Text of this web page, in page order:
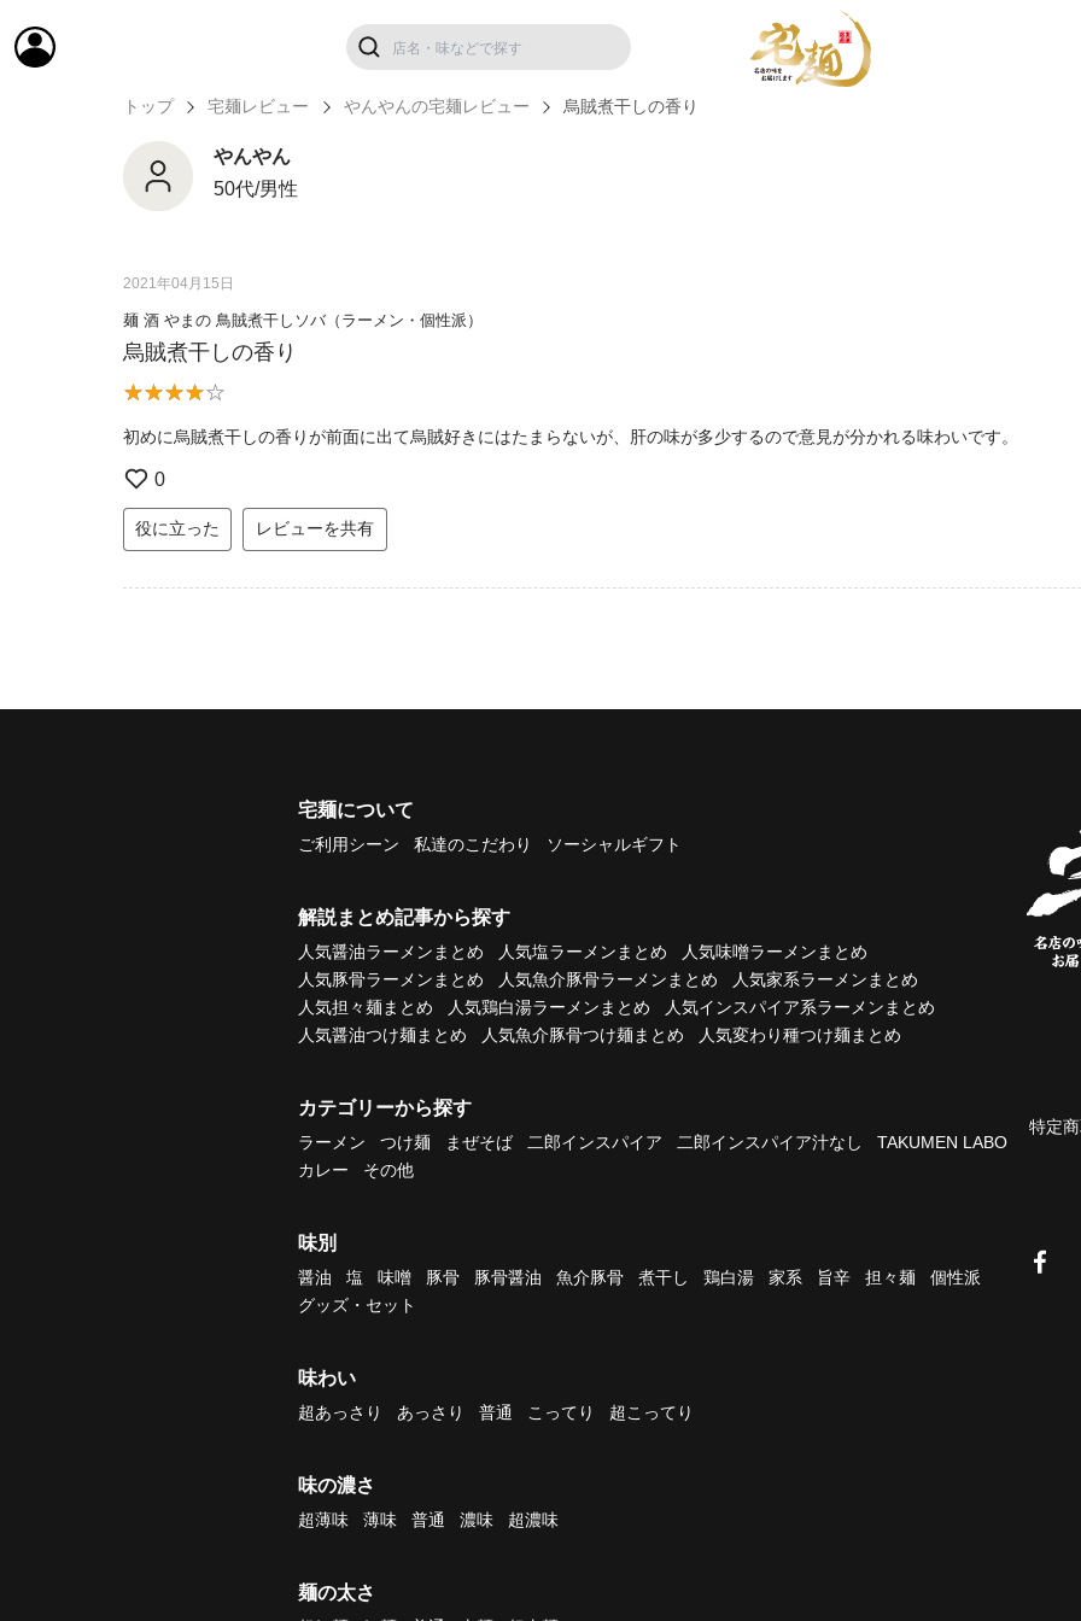
トップ 宅麺レビュー やんやんの宅麺レビュー 烏賊煮干しの香り
やんやん
50代/男性
2021年04月15日
麺 酒 やまの 鳥賊煮干しソバ（ラーメン・個性派）
烏賊煮干しの香り
初めに烏賊煮干しの香りが前面に出て烏賊好きにはたまらないが、肝の味が多少するので意見が分かれる味わいです。
0
役に立った レビューを共有
宅麺について
ご利用シーン 私達のこだわり ソーシャルギフト
解説まとめ記事から探す
人気醤油ラーメンまとめ 人気塩ラーメンまとめ
人気味噌ラーメンまとめ
人気豚骨ラーメンまとめ
人気魚介豚骨ラーメンまとめ
人気家系ラーメンまとめ
人気担々麺まとめ
人気鶏白湯ラーメンまとめ
人気インスパイア系ラーメンまとめ
人気醤油つけ麺まとめ
人気魚介豚骨つけ麺まとめ 人気変わり種つけ麺まとめ
カテゴリーから探す
ラーメン つけ麺 まぜそば 二郎インスパイア 二郎インスパイア汁なし
TAKUMEN LABO
カレー
その他
味別
醤油 塩 味噌 豚骨 豚骨醤油 魚介豚骨 煮干し 鶏白湯 家系 旨辛 担々麺
個性派
グッズ・セット
味わい
超あっさり あっさり 普通 こってり 超こってり
味の濃さ
超薄味 薄味 普通 濃味 超濃味
麺の太さ
特定